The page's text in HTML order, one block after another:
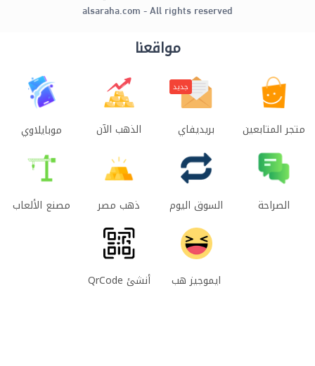
alsaraha.com - All rights reserved